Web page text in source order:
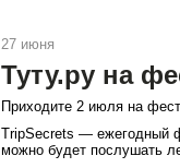
27 июня
Туту.ру на
Приходите 2 июля на
TripSecrets — ежегодный
можно будет послушать